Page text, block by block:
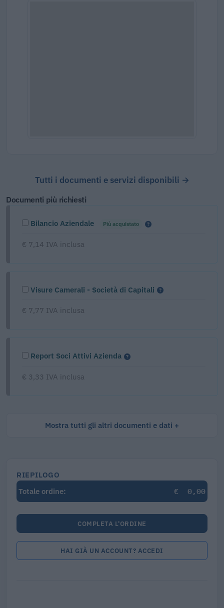
Tutti i documenti e servizi disponibili →
Documenti più richiesti
Bilancio Aziendale Più acquistato
€ 7,14 IVA inclusa
Visure Camerali - Società di Capitali
€ 7,77 IVA inclusa
Report Soci Attivi Azienda
€ 3,33 IVA inclusa
Mostra tutti gli altri documenti e dati
RIEPILOGO
Totale ordine:
€ 0,00
COMPLETA L'ORDINE
HAI GIÀ UN ACCOUNT? ACCEDI